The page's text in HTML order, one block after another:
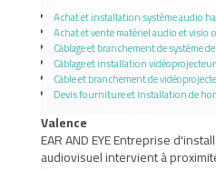
Achat et installation système audio
Achat et vente matériel audio et visio
Câblage et branchement de système
Câblage et installation
Câble et branchement de
Devis fourniture et installation de
Valence
EAR AND EYE Entreprise
audiovisuel intervient à